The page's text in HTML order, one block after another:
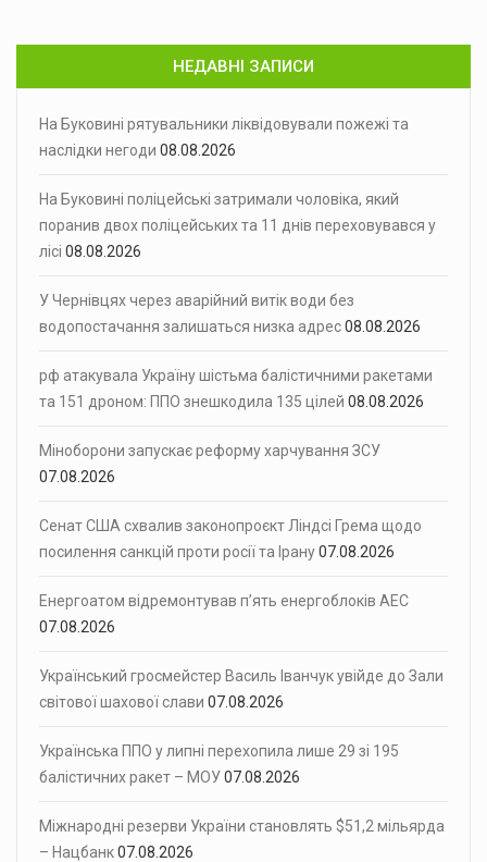
НЕДАВНІ ЗАПИСИ
На Буковині рятувальники ліквідовували пожежі та
наслідки негоди 08.08.2026
На Буковині поліцейські затримали чоловіка, який
поранив двох поліцейських та 11 днів переховувався у
лісі 08.08.2026
У Чернівцях через аварійний витік води без
водопостачання залишаться низка адрес08.08.2026
рф атакувала Україну шістьма балістичними ракетами
та 151 дроном: ППО знешкодила 135 цілей 08.08.2026
Міноборони запускає реформу харчування ЗСУ
07.08.2026
Сенат США схвалив законопроєкт Ліндсі Грема щодо
посилення санкцій проти росії та Ірану07.08.2026
Енергоатом відремонтував п’ять енергоблоків АЕС
07.08.2026
Український гросмейстер Василь Іванчук увійде до Зали
світової шахової слави 07.08.2026
Українська ППО у липні перехопила лише 29 зі 195
балістичних ракет – МОУ07.08.2026
Міжнародні резерви України становлять $51,2 мільярда
– Нацбанк07.08.2026